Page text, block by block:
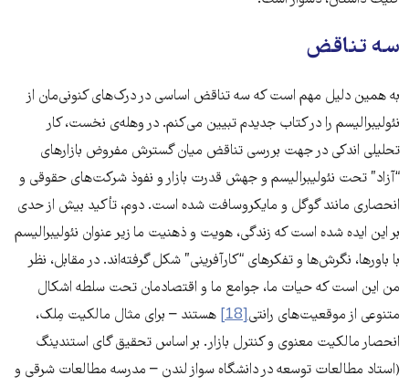
سه تناقض
به همین دلیل مهم است که سه تناقض اساسی در درک‌های کنونی‌مان از
نئولیبرالیسم را در کتاب جدیدم تبیین می‌کنم. در وهله‌ی نخست، کار
تحلیلی اندکی در جهت بررسی تناقض میان گسترش مفروض بازارهای
“آزاد” تحت نئولیبرالیسم و جهش قدرت بازار و نفوذ شرکت‌های حقوقی و
انحصاری مانند گوگل و مایکروسافت شده است. دوم، تأکید بیش از حدی
بر این ایده شده است که زندگی‌، هویت‌ و ذهنیت ما زیر عنوان نئولیبرالیسم
با باورها، نگرش‌ها و تفکرهای “کارآفرینی” شکل گرفته‌اند. در مقابل، نظر
من این است که حیات ما، جوامع ما و اقتصادمان تحت سلطه اشکال
متنوعی از موقعیت‌های رانتی[18]
هستند – برای مثال مالکیت مِلک،
انحصار مالکیت معنوی و کنترل بازار. بر اساس تحقیق گای استندینگ
(استاد مطالعات توسعه در دانشگاه سواز لندن – مدرسه مطالعات شرقی و